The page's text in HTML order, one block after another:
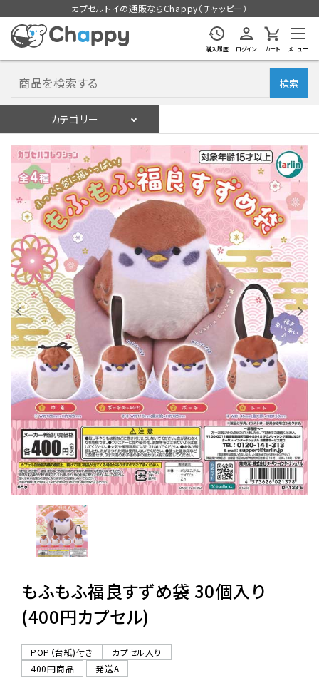
カプセルトイの通販ならChappy（チャッピー）
購入履歴 ログイン カート メニュー
検索
カテゴリー
ログイン 会員登録
入荷スケジュールをチェック
カプセルトイマシン本体
カプセルトイ
販促用空カプセル
レンタル
景品・玩具・文具
販促用カプセルトイ
よくあるご質問
06-6282-7659
もふもふ福良すずめ袋 30個入り
(400円カプセル)
POP（台紙)付き
カプセル入り
400円商品
発送A